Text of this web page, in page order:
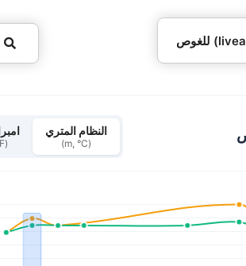
النظام المتري
(m, °C)
(ft, °F)